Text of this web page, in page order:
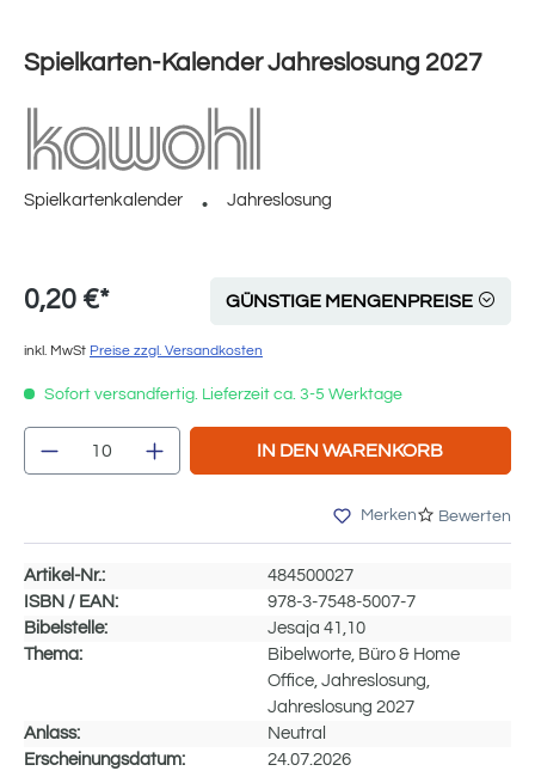
Spielkarten-Kalender Jahreslosung 2027
Spielkartenkalender Jahreslosung
0,20 €* GÜNSTIGE MENGENPREISE
inkl. MwSt Preise zzgl. Versandkosten
Sofort versandfertig. Lieferzeit ca. 3-5 Werktage
Produkt Anzahl: Gib den gewünschten
IN DEN WARENKORB
Merken Bewerten
Artikel-Nr.:
484500027
ISBN / EAN:
978-3-7548-5007-7
Bibelstelle:
Jesaja 41,10
Thema:
Bibelworte, Büro & Home
Office, Jahreslosung,
Jahreslosung 2027
Anlass:
Neutral
Erscheinungsdatum:
24.07.2026